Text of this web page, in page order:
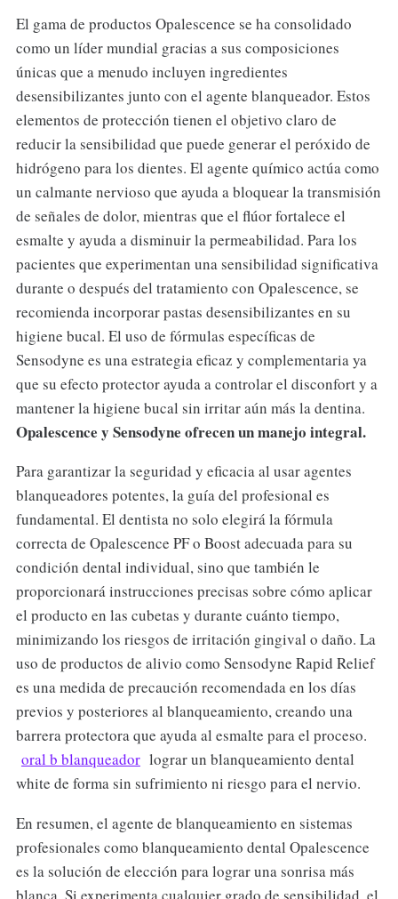
El gama de productos Opalescence se ha consolidado
como un líder mundial gracias a sus composiciones
únicas que a menudo incluyen ingredientes
desensibilizantes junto con el agente blanqueador. Estos
elementos de protección tienen el objetivo claro de
reducir la sensibilidad que puede generar el peróxido de
hidrógeno para los dientes. El agente químico actúa como
un calmante nervioso que ayuda a bloquear la transmisión
de señales de dolor, mientras que el flúor fortalece el
esmalte y ayuda a disminuir la permeabilidad. Para los
pacientes que experimentan una sensibilidad significativa
durante o después del tratamiento con Opalescence, se
recomienda incorporar pastas desensibilizantes en su
higiene bucal. El uso de fórmulas específicas de
Sensodyne es una estrategia eficaz y complementaria ya
que su efecto protector ayuda a controlar el disconfort y a
mantener la higiene bucal sin irritar aún más la dentina.
Opalescence y Sensodyne ofrecen un manejo integral.
Para garantizar la seguridad y eficacia al usar agentes
blanqueadores potentes, la guía del profesional es
fundamental. El dentista no solo elegirá la fórmula
correcta de Opalescence PF o Boost adecuada para su
condición dental individual, sino que también le
proporcionará instrucciones precisas sobre cómo aplicar
el producto en las cubetas y durante cuánto tiempo,
minimizando los riesgos de irritación gingival o daño. La
uso de productos de alivio como Sensodyne Rapid Relief
es una medida de precaución recomendada en los días
previos y posteriores al blanqueamiento, creando una
barrera protectora que ayuda al esmalte para el proceso.
oral b blanqueadorlograr un blanqueamiento dental
white de forma sin sufrimiento ni riesgo para el nervio.
En resumen, el agente de blanqueamiento en sistemas
profesionales como blanqueamiento dental Opalescence
es la solución de elección para lograr una sonrisa más